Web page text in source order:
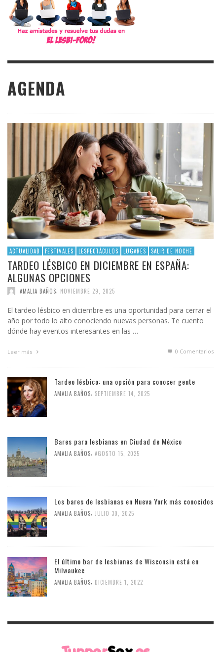
AGENDA
ACTUALIDAD FESTIVALES LESPECTÁCULOS LUGARES SALIR DE NOCHE
TARDEO LÉSBICO EN DICIEMBRE EN ESPAÑA:
ALGUNAS OPCIONES
AMALIA BAÑOS NOVIEMBRE 29, 2025
El tardeo lésbico en diciembre es una oportunidad para cerrar el
año por todo lo alto conociendo nuevas personas. Te cuento
dónde hay eventos interesantes en las …
Leer más 0 Comentarios
Tardeo lésbico: una opción para conocer gente
AMALIA BAÑOS SEPTIEMBRE 14, 2025
Bares para lesbianas en Ciudad de México
AMALIA BAÑOS AGOSTO 15, 2025
Los bares de lesbianas en Nueva York más conocidos
AMALIA BAÑOS JULIO 30, 2025
El último bar de lesbianas de Wisconsin está en
Milwaukee
AMALIA BAÑOS DICIEMBRE 1, 2022